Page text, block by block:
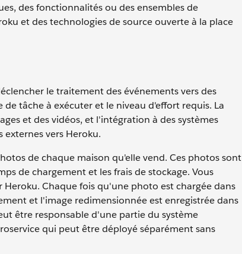
des fonctionnalités ou des ensembles de
et des technologies de source ouverte à la place
le traitement des événements vers des
tâche à exécuter et le niveau d'effort requis. La
et des vidéos, et l'intégration à des systèmes
vers Heroku.
de chaque maison qu'elle vend. Ces photos sont
de chargement et les frais de stockage. Vous
Chaque fois qu'une photo est chargée dans
et l'image redimensionnée est enregistrée dans
être responsable d'une partie du système
qui peut être déployé séparément sans